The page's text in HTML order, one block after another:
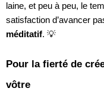
laine, et peu à peu, le
satisfaction d’avancer
méditatif. 💡
Pour la fierté de
vôtre